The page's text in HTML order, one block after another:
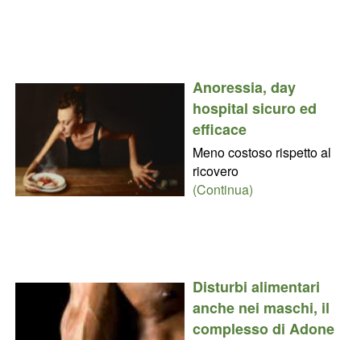
Anoressia, day
hospital sicuro ed
efficace
Meno costoso rispetto al
ricovero
(Continua)
Disturbi alimentari
anche nei maschi, il
complesso di Adone